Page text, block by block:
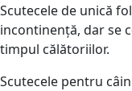
Scutecele de unică
incontinență, dar se
timpul călătoriilor.
Scutecele pentru